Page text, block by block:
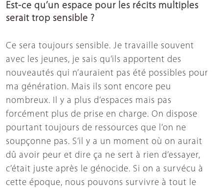
Est-ce qu’un espace pour les récits multiples
serait trop sensible ?
Ce sera toujours sensible. Je travaille souvent
avec les jeunes, je sais qu’ils apportent des
nouveautés qui n’auraient pas été possibles pour
ma génération. Mais ils sont encore peu
nombreux. Il y a plus d’espaces mais pas
forcément plus de prise en charge. On dispose
pourtant toujours de ressources que l’on ne
soupçonne pas. S’il y a un moment où on aurait
dû avoir peur et dire ça ne sert à rien d’essayer,
c’était juste après le génocide. Si on a survécu à
cette époque, nous pouvons survivre à tout le